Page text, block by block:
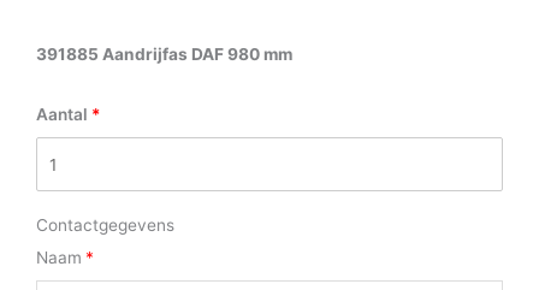
391885 Aandrijfas DAF 980 mm
Aantal
Contactgegevens
Naam